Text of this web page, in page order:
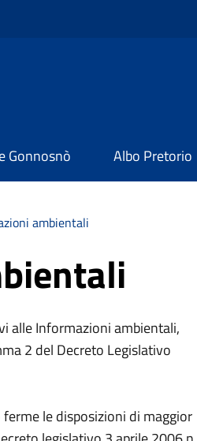
Gonnosnò Albo Pretorio
ambientali
alle Informazioni ambientali,
2 del Decreto Legislativo
le disposizioni di maggior